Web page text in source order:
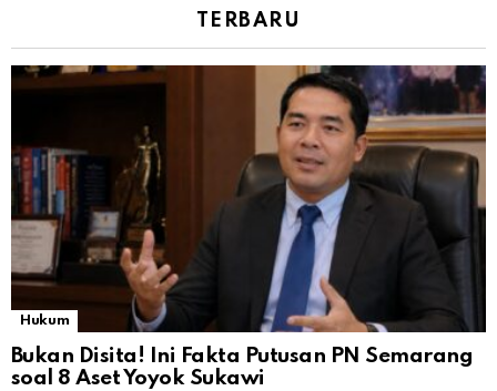
TERBARU
Hukum
Bukan Disita! Ini Fakta Putusan PN Semarang
soal 8 Aset Yoyok Sukawi